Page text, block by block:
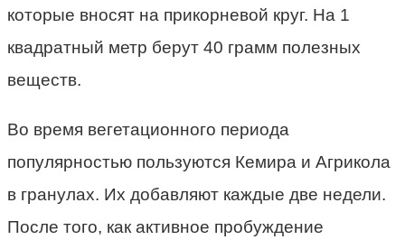
которые вносят на прикорневой круг. На 1
квадратный метр берут 40 грамм полезных
веществ.
Во время вегетационного периода
популярностью пользуются Кемира и Агрикола
в гранулах. Их добавляют каждые две недели.
После того, как активное пробуждение